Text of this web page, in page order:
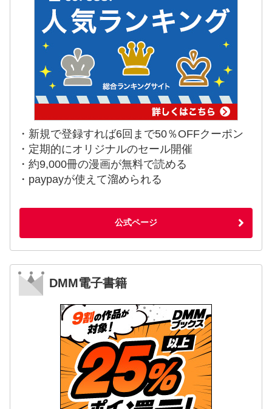
・新規で登録すれば6回まで50％OFFクーポン
・定期的にオリジナルのセール開催
・約9,000冊の漫画が無料で読める
・paypayが使えて溜められる
公式ページ
DMM電子書籍